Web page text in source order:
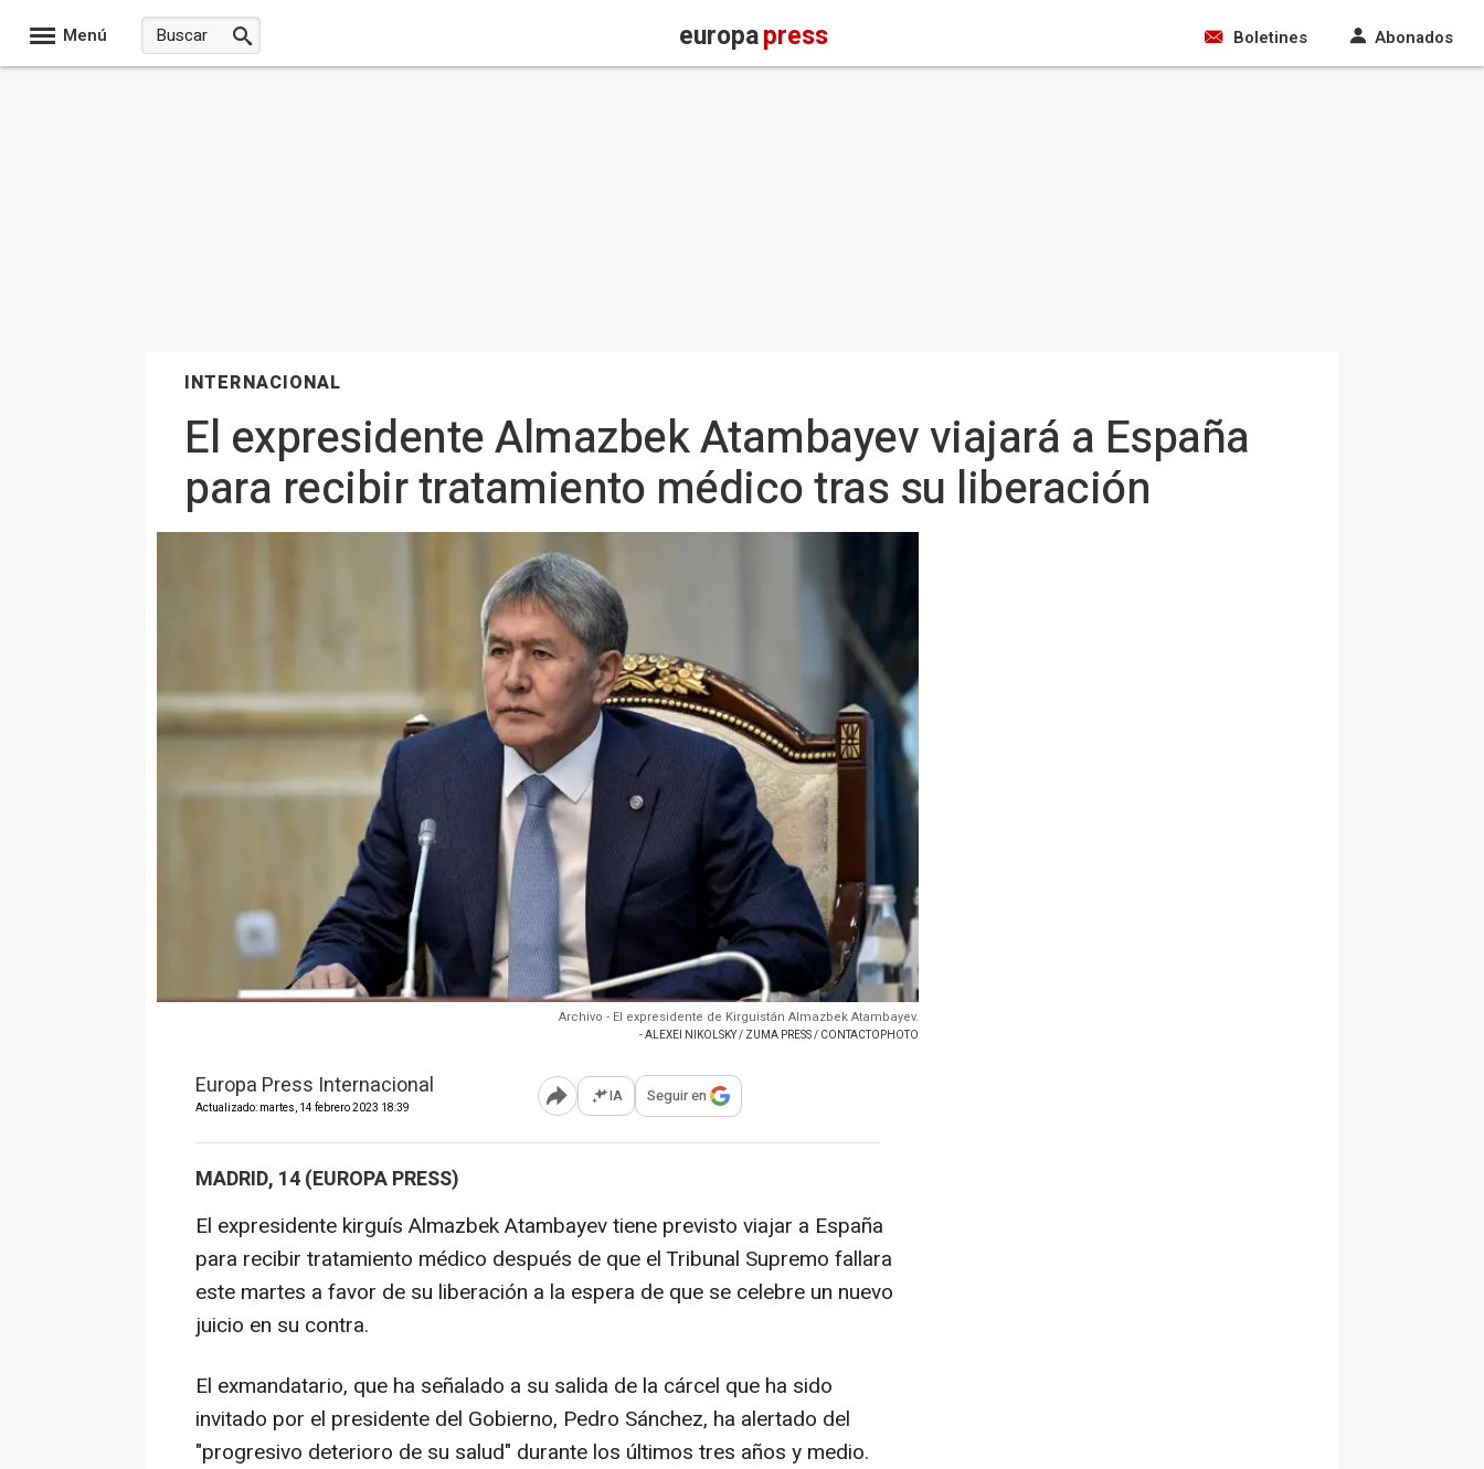
Menú europapress Boletines Abonados
INTERNACIONAL
El expresidente Almazbek Atambayev viajará a España
para recibir tratamiento médico tras su liberación
Archivo - El expresidente de Kirguistán Almazbek Atambayev.
- ALEXEI NIKOLSKY / ZUMA PRESS / CONTACTOPHOTO
Europa Press Internacional
Actualizado: martes, 14 febrero 2023 18:39 Abrir opciones para compartir
IA Seguir en
MADRID, 14 (EUROPA PRESS)
El expresidente kirguís Almazbek Atambayev tiene previsto viajar a España
para recibir tratamiento médico después de que el Tribunal Supremo fallara
este martes a favor de su liberación a la espera de que se celebre un nuevo
juicio en su contra.
El exmandatario, que ha señalado a su salida de la cárcel que ha sido
invitado por el presidente del Gobierno, Pedro Sánchez, ha alertado del
"progresivo deterioro de su salud" durante los últimos tres años y medio.